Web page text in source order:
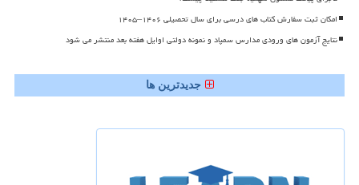
امکان ثبت سفارش کتاب های درسی برای سال تحصیلی ۱۴۰۶–۱۴۰۵
نتایج آزمون های ورودی مدارس سمپاد و نمونه دولتی اوایل هفته بعد منتشر می شود
جدیدترین ها